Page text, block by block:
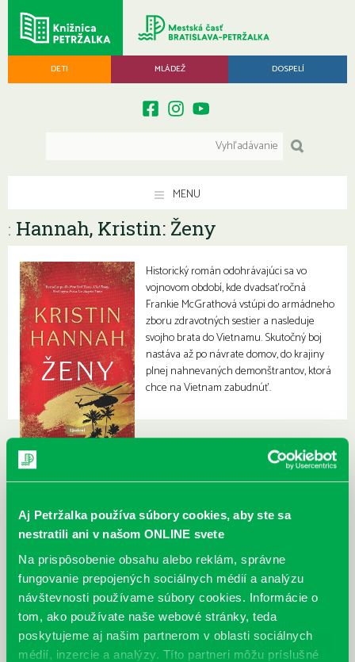
Aj Petržalka používa súbory cookies, aby ste sa
nestratili ani v našom ONLINE svete
Na prispôsobenie obsahu alebo reklám, správne
fungovanie prepojených sociálnych médií a analýzu
návštevnosti používame súbory cookies. Informácie o
tom, ako používate naše webové stránky, teda
poskytujeme aj našim partnerom v oblasti sociálnych
médií, inzercie a analýzy. Títo partneri môžu príslušné
DETI MLÁDEŽ DOSPELÍ
MENU
: Hannah, Kristin: Ženy
Historický román odohrávajúci sa vo
vojnovom období, kde dvadsaťročná
Frankie McGrathová vstúpi do armádneho
zboru zdravotných sestier a nasleduje
svojho brata do Vietnamu. Skutočný boj
nastáva až po návrate domov, do krajiny
plnej nahnevaných demonštrantov, ktorá
chce na Vietnam zabudnúť.